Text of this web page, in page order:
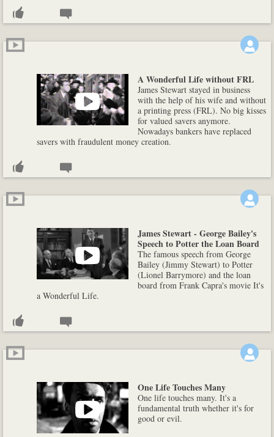
A Wonderful Life without FRL
James Stewart stayed in business
with the help of his wife and without
a printing press (FRL). No big kisses
for valued savers anymore.
Nowadays bankers have replaced
savers with fraudulent money creation.
James Stewart - George Bailey's
Speech to Potter the Loan Board
The famous speech from George
Bailey (Jimmy Stewart) to Potter
(Lionel Barrymore) and the loan
board from Frank Capra's movie It's
a Wonderful Life.
One Life Touches Many
One life touches many. It's a
fundamental truth whether it's for
good or evil.